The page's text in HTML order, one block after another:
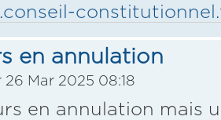
en annulation
26 Mar 2025 08:18
en annulation mais